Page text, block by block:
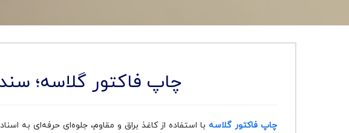
چاپ فاکتور گلاسه؛
چاپ فاکتور گلاسه با استفاده از کاغذ براق و مقاوم، جلوه‌ای حرفه‌ای